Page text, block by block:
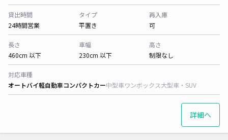
貸出時間
24時間営業
タイプ
平置き
再入庫
可
長さ
460cm 以下
車幅
230cm 以下
高さ
制限なし
対応車種
オートバイ軽自動車コンパクトカー中型車ワンボックス大型車・SUV
詳細へ